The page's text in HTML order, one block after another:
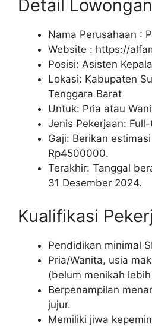
Detail
Nama Perusahaan :
Website : https://
Posisi: Asisten
Lokasi: Kabupaten
Tenggara Barat
Untuk: Pria atau
Jenis Pekerjaan:
Gaji: Berikan
Rp4500000.
Terakhir: Tanggal
31 Desember 2024.
Kualifikasi
Pendidikan minimal
Pria/Wanita, usia
(belum menikah
Berpenampilan
jujur.
Memiliki jiwa